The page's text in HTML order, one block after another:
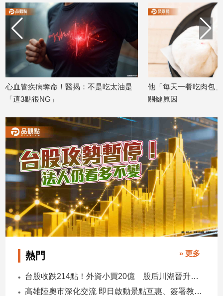
健
康/
親
子/
感
情
藝
術
／
／
影
推
薦
科
技/
遊
戲
運
寵
Pet
血管疾病奪命！醫揭：不是吃太油是
這3點很NG」
他「每天一餐吃肉包」
關鍵原因
熱門 » 更多
台股收跌214點！外資小買20億 股后川湖晉升萬金股
高雄陸奧市深化交流 即日啟動景點互惠、簽署教育合作MOU